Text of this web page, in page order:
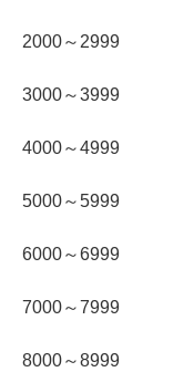
2000～2999
3000～3999
4000～4999
5000～5999
6000～6999
7000～7999
8000～8999